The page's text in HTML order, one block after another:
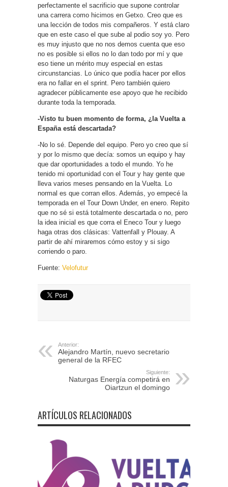
perfectamente el sacrificio que supone controlar
una carrera como hicimos en Getxo. Creo que es
una lección de todos mis compañeros. Y está claro
que en este caso el que sube al podio soy yo. Pero
es muy injusto que no nos demos cuenta que eso
no es posible si ellos no lo dan todo por mí y que
eso tiene un mérito muy especial en estas
circunstancias. Lo único que podía hacer por ellos
era no fallar en el sprint. Pero también quiero
agradecer públicamente ese apoyo que he recibido
durante toda la temporada.
-Visto tu buen momento de forma, ¿la Vuelta a
España está descartada?
-No lo sé. Depende del equipo. Pero yo creo que sí
y por lo mismo que decía: somos un equipo y hay
que dar oportunidades a todo el mundo. Yo he
tenido mi oportunidad con el Tour y hay gente que
lleva varios meses pensando en la Vuelta. Lo
normal es que corran ellos. Además, yo empecé la
temporada en el Tour Down Under, en enero. Repito
que no sé si está totalmente descartada o no, pero
la idea inicial es que corra el Eneco Tour y luego
haga otras dos clásicas: Vattenfall y Plouay. A
partir de ahí miraremos cómo estoy y si sigo
corriendo o paro.
Fuente: Velofutur
Anterior:
Alejandro Martín, nuevo secretario
general de la RFEC
Siguiente:
Naturgas Energía competirá en
Oiartzun el domingo
ARTÍCULOS RELACIONADOS